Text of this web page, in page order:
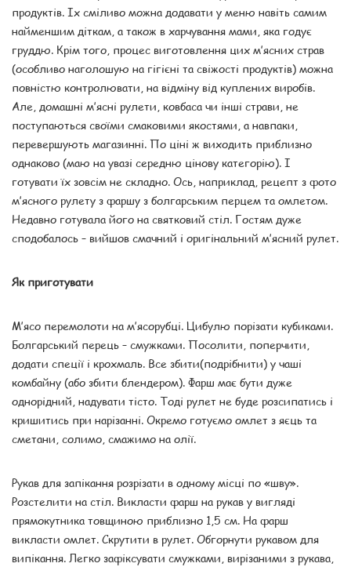
продуктів. Іх сміливо можна додавати у меню навіть самим
найменшим діткам, а також в харчування мами, яка годує
груддю. Крім того, процес виготовлення цих м’ясних страв
(особливо наголошую на гігієні та свіжості продуктів) можна
повністю контролювати, на відміну від куплених виробів.
Але, домашні м’ясні рулети, ковбаса чи інші страви, не
поступаються своїми смаковими якостями, а навпаки,
перевершують магазинні. По ціні ж виходить приблизно
однаково (маю на увазі середню цінову категорію). І
готувати їх зовсім не складно. Ось, наприклад, рецепт з фото
м’ясного рулету з фаршу з болгарським перцем та омлетом.
Недавно готувала його на святковий стіл. Гостям дуже
сподобалось – вийшов смачний і оригінальний м’ясний рулет.
Як приготувати
М’ясо перемолоти на м’ясорубці. Цибулю порізати кубиками.
Болгарський перець – смужками. Посолити, поперчити,
додати спеції і крохмаль. Все збити(подрібнити) у чаші
комбайну (або збити блендером). Фарш має бути дуже
однорідний, надувати тісто. Тоді рулет не буде розсипатись і
кришитись при нарізанні. Окремо готуємо омлет з яєць та
сметани, солимо, смажимо на олії.
Рукав для запікання розрізати в одному місці по «шву».
Розстелити на стіл. Викласти фарш на рукав у вигляді
прямокутника товщиною приблизно 1,5 см. На фарш
викласти омлет. Скрутити в рулет. Обгорнути рукавом для
випікання. Легко зафіксувати смужками, вирізаними з рукава,